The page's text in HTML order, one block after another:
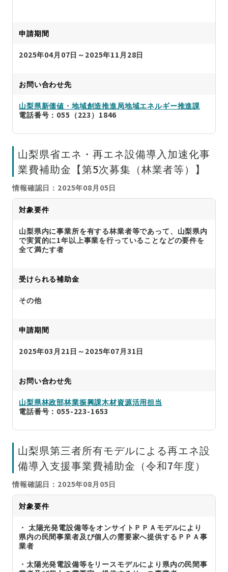
申請期間
2025年04月07日～2025年11月28日
お問い合わせ先
山梨県新価値・地域創造推進局地域エネルギー推進課
電話番号：055（223）1846
山梨県省エネ・再エネ設備導入加速化事
業費補助金【第5次募集（林業者等）】
情報確認日：2025年08月05日
対象要件
山梨県内に事業所を有する林業者等であって、山梨県内
で実質的に1年以上事業を行っていることなどの要件を
全て満たす者
受けられる補助金
その他
申請期間
2025年03月21日～2025年07月31日
お問い合わせ先
山梨県林政部林業振興課木材資源活用担当
電話番号：055-223-1653
山梨県第三者所有モデルによる再エネ設
備導入支援事業費補助金（令和7年度）
情報確認日：2025年08月05日
対象要件
・ 太陽光発電設備等をオンサイトＰＰＡモデルにより
県内の民間事業者及び個人の需要家へ提供するＰＰＡ事
業者
・太陽光発電設備等をリースモデルにより県内の民間事